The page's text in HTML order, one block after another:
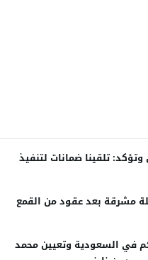
تلقينا ضمانات لتنفيذ
مشرقة بعد عقود من القمع
في السعودية وتعيين محمد